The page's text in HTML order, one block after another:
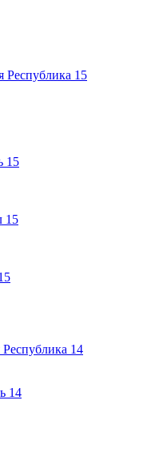
Республика 15
15
15
Республика 14
14